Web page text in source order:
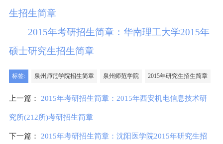
生招生简章
2015年考研招生简章：华南理工大学2015年
硕士研究生招生简章
标签: 泉州师范学院招生简章 泉州师范学院 2015年研究生招生简章
上一篇： 2015年考研招生简章：2015年西安机电信息技术研
究所(212所)考研招生简章
下一篇： 2015年考研招生简章：沈阳医学院2015年研究生招